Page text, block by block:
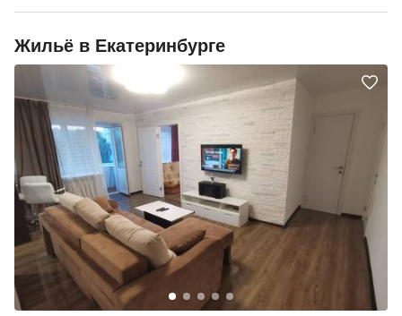
Жильё в Екатеринбурге